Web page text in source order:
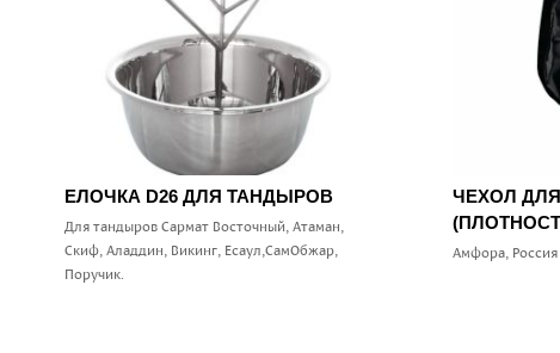
ЕЛОЧКА D26 ДЛЯ ТАНДЫРОВ
Для тандыров Сармат Восточный, Атаман,
Скиф, Аладдин, Викинг, Есаул,СамОбжар,
Поручик.
ЧЕХОЛ
Амфора, Россия